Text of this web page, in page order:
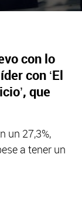
con lo
con ‘El
que
un 27,3%,
a tener un